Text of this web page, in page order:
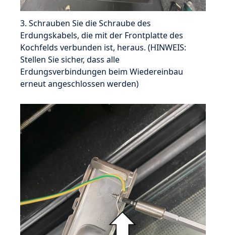
3. Schrauben Sie die Schraube des
Erdungskabels, die mit der Frontplatte des
Kochfelds verbunden ist, heraus. (HINWEIS:
Stellen Sie sicher, dass alle
Erdungsverbindungen beim Wiedereinbau
erneut angeschlossen werden)